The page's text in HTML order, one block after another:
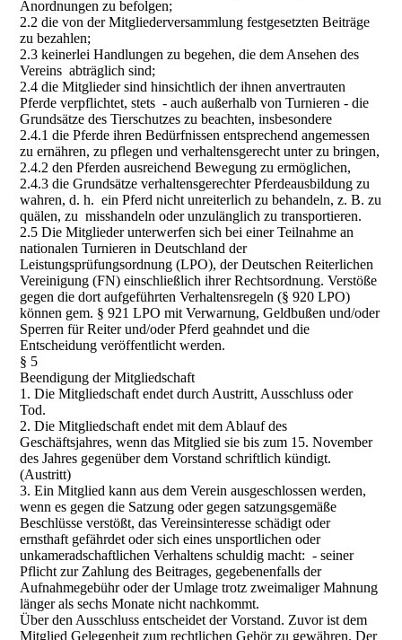
Anordnungen zu befolgen;
2.2 die von der Mitgliederversammlung festgesetzten Beiträge
zu bezahlen;
2.3 keinerlei Handlungen zu begehen, die dem Ansehen des
Vereins abträglich sind;
2.4 die Mitglieder sind hinsichtlich der ihnen anvertrauten
Pferde verpflichtet, stets - auch außerhalb von Turnieren - die
Grundsätze des Tierschutzes zu beachten, insbesondere
2.4.1 die Pferde ihren Bedürfnissen entsprechend angemessen
zu ernähren, zu pflegen und verhaltensgerecht unter zu bringen,
2.4.2 den Pferden ausreichend Bewegung zu ermöglichen,
2.4.3 die Grundsätze verhaltensgerechter Pferdeausbildung zu
wahren, d. h. ein Pferd nicht unreiterlich zu behandeln, z. B. zu
quälen, zu misshandeln oder unzulänglich zu transportieren.
2.5 Die Mitglieder unterwerfen sich bei einer Teilnahme an
nationalen Turnieren in Deutschland der
Leistungsprüfungsordnung (LPO), der Deutschen Reiterlichen
Vereinigung (FN) einschließlich ihrer Rechtsordnung. Verstöße
gegen die dort aufgeführten Verhaltensregeln (§ 920 LPO)
können gem. § 921 LPO mit Verwarnung, Geldbußen und/oder
Sperren für Reiter und/oder Pferd geahndet und die
Entscheidung veröffentlicht werden.
§ 5
Beendigung der Mitgliedschaft
1. Die Mitgliedschaft endet durch Austritt, Ausschluss oder
Tod.
2. Die Mitgliedschaft endet mit dem Ablauf des
Geschäftsjahres, wenn das Mitglied sie bis zum 15. November
des Jahres gegenüber dem Vorstand schriftlich kündigt.
(Austritt)
3. Ein Mitglied kann aus dem Verein ausgeschlossen werden,
wenn es gegen die Satzung oder gegen satzungsgemäße
Beschlüsse verstößt, das Vereinsinteresse schädigt oder
ernsthaft gefährdet oder sich eines unsportlichen oder
unkameradschaftlichen Verhaltens schuldig macht: - seiner
Pflicht zur Zahlung des Beitrages, gegebenenfalls der
Aufnahmegebühr oder der Umlage trotz zweimaliger Mahnung
länger als sechs Monate nicht nachkommt.
Über den Ausschluss entscheidet der Vorstand. Zuvor ist dem
Mitglied Gelegenheit zum rechtlichen Gehör zu gewähren. Der